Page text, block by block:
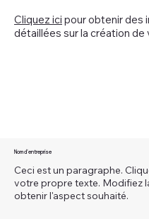
Cliquez ici pour obtenir des
détaillées sur la création
Nom d'entreprise
Ceci est un paragraphe.
votre propre texte. Modifiez
obtenir l'aspect souhaité.